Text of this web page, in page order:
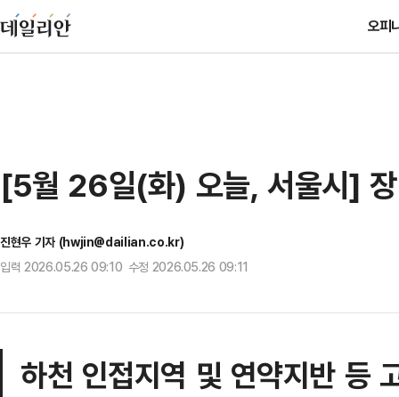
오피
[5월 26일(화) 오늘, 서울시]
진현우 기자 (hwjin@dailian.co.kr)
입력 2026.05.26 09:10 수정 2026.05.26 09:11
하천 인접지역 및 연약지반 등